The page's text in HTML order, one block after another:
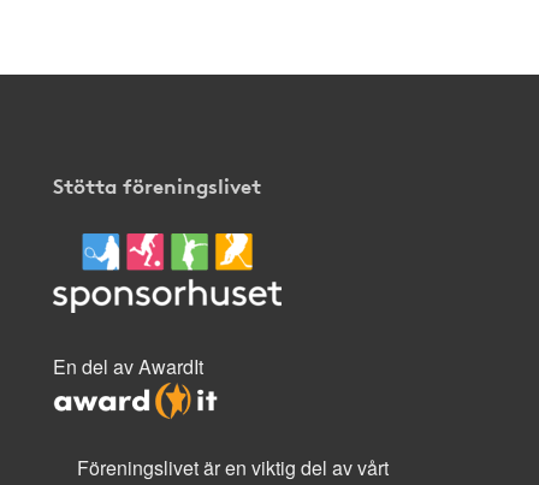
Stötta föreningslivet
En del av AwardIt
Föreningslivet är en viktig del av vårt